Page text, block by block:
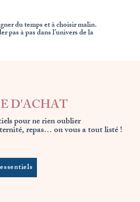
du temps et à choisir malin.
pas à pas dans l’univers de la
D'ACHAT
pour ne rien oublier
repas… on vous a tout listé !